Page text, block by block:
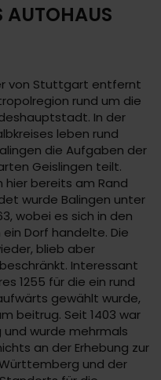
AUTOHAUS
von Stuttgart entfernt
rund um die
In der
leben rund
die Aufgaben der
Geislingen teilt.
bereits am Rand
wurde Balingen unter
wobei es sich in den
Dorf handelte. Die
blieb aber
Interessant
1255 für die ein rund
gewählt wurde,
beitrug. Seit 1403 war
wurde mehrmals
an der Erhebung zur
und der